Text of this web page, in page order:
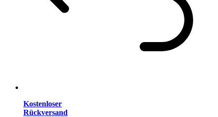
Kostenloser
Rückversand